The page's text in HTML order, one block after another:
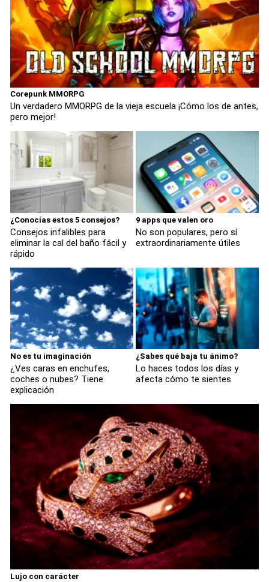
Corepunk MMORPG
Un verdadero MMORPG de la vieja escuela ¡Cómo los de antes,
pero mejor!
¿Conocías estos 5 consejos?
Consejos infalibles para
eliminar la cal del baño fácil y
rápido
9 apps que valen oro
No son populares, pero sí
extraordinariamente útiles
No es tu imaginación
¿Ves caras en enchufes,
coches o nubes? Tiene
explicación
¿Sabes qué baja tu ánimo?
Lo haces todos los días y
afecta cómo te sientes
Lujo con carácter